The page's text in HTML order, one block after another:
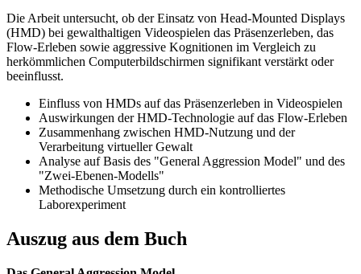
Die Arbeit untersucht, ob der Einsatz von Head-Mounted Displays
(HMD) bei gewalthaltigen Videospielen das Präsenzerleben, das
Flow-Erleben sowie aggressive Kognitionen im Vergleich zu
herkömmlichen Computerbildschirmen signifikant verstärkt oder
beeinflusst.
Einfluss von HMDs auf das Präsenzerleben in Videospielen
Auswirkungen der HMD-Technologie auf das Flow-Erleben
Zusammenhang zwischen HMD-Nutzung und der
Verarbeitung virtueller Gewalt
Analyse auf Basis des "General Aggression Model" und des
"Zwei-Ebenen-Modells"
Methodische Umsetzung durch ein kontrolliertes
Laborexperiment
Auszug aus dem Buch